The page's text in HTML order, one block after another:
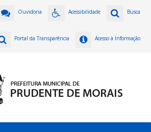
Busca
Acessibilidade
Ouvidoria
Acesso à Informação
Portal da Transparência